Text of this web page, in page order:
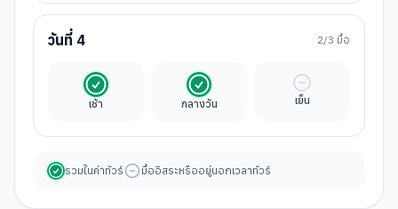
วันที่ 4 2/3 มื้อ
เช้า
รวมในค่าทัวร์
กลางวัน
รวมในค่าทัวร์
เย็น
มื้ออิสระ
รวมในค่าทัวร์ มื้ออิสระหรืออยู่นอกเวลาทัวร์